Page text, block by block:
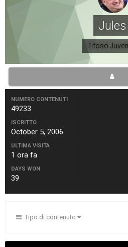
Jules
Tifoso
NUMERO CONTENUTI
49233
ISCRITTO
October 5, 2006
ULTIMA VISITA
1 ora fa
DAYS WON
39
Tipo di contenuto